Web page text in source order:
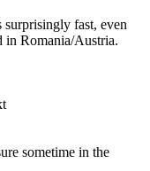
fast, even
in Romania/Austria.
sometime in the